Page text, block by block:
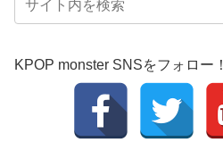
KPOP monster SNSをフォロー！